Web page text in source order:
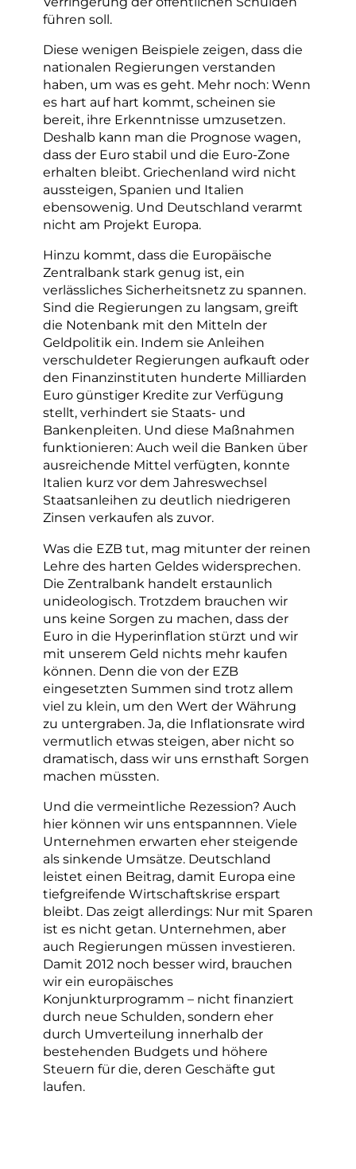
führen soll.
Diese wenigen Beispiele zeigen, dass die
nationalen Regierungen verstanden
haben, um was es geht. Mehr noch: Wenn
es hart auf hart kommt, scheinen sie
bereit, ihre Erkenntnisse umzusetzen.
Deshalb kann man die Prognose wagen,
dass der Euro stabil und die Euro-Zone
erhalten bleibt. Griechenland wird nicht
aussteigen, Spanien und Italien
ebensowenig. Und Deutschland verarmt
nicht am Projekt Europa.
Hinzu kommt, dass die Europäische
Zentralbank stark genug ist, ein
verlässliches Sicherheitsnetz zu spannen.
Sind die Regierungen zu langsam, greift
die Notenbank mit den Mitteln der
Geldpolitik ein. Indem sie Anleihen
verschuldeter Regierungen aufkauft oder
den Finanzinstituten hunderte Milliarden
Euro günstiger Kredite zur Verfügung
stellt, verhindert sie Staats- und
Bankenpleiten. Und diese Maßnahmen
funktionieren: Auch weil die Banken über
ausreichende Mittel verfügten, konnte
Italien kurz vor dem Jahreswechsel
Staatsanleihen zu deutlich niedrigeren
Zinsen verkaufen als zuvor.
Was die EZB tut, mag mitunter der reinen
Lehre des harten Geldes widersprechen.
Die Zentralbank handelt erstaunlich
unideologisch. Trotzdem brauchen wir
uns keine Sorgen zu machen, dass der
Euro in die Hyperinflation stürzt und wir
mit unserem Geld nichts mehr kaufen
können. Denn die von der EZB
eingesetzten Summen sind trotz allem
viel zu klein, um den Wert der Währung
zu untergraben. Ja, die Inflationsrate wird
vermutlich etwas steigen, aber nicht so
dramatisch, dass wir uns ernsthaft Sorgen
machen müssten.
Und die vermeintliche Rezession? Auch
hier können wir uns entspannnen. Viele
Unternehmen erwarten eher steigende
als sinkende Umsätze. Deutschland
leistet einen Beitrag, damit Europa eine
tiefgreifende Wirtschaftskrise erspart
bleibt. Das zeigt allerdings: Nur mit Sparen
ist es nicht getan. Unternehmen, aber
auch Regierungen müssen investieren.
Damit 2012 noch besser wird, brauchen
wir ein europäisches
Konjunkturprogramm – nicht finanziert
durch neue Schulden, sondern eher
durch Umverteilung innerhalb der
bestehenden Budgets und höhere
Steuern für die, deren Geschäfte gut
laufen.